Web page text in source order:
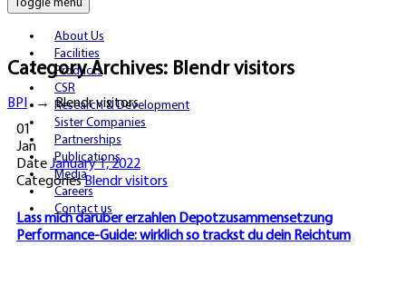
Toggle menu
About Us
Facilities
Products
CSR
Research & Development
Sister Companies
Partnerships
Publications
Media
Careers
Contact us
Category Archives: Blendr visitors
BPI→Blendr visitors
01
Jan
DateJanuary 1, 2022
CategoriesBlendr visitors
Lass mich daruber erzahlen Depotzusammensetzung
Performance-Guide: wirklich so trackst du dein Reichtum